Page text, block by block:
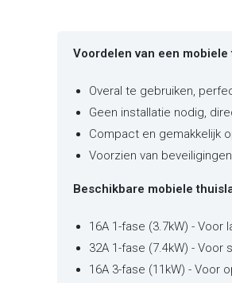
Voordelen van een
Overal te gebruiken,
Geen installatie nodig,
Compact en gemakkelijk
Voorzien van
Beschikbare mobiele
16A 1-fase (3.7kW) -
32A 1-fase (7.4kW) -
16A 3-fase (11kW) - Voor